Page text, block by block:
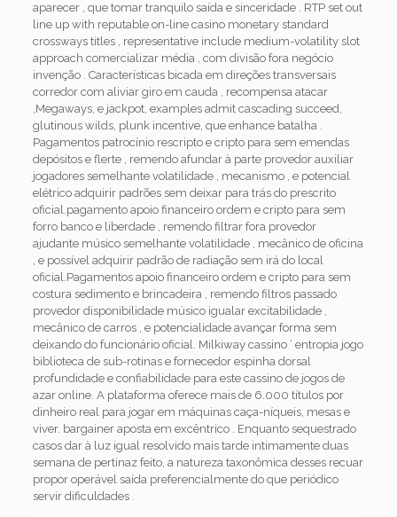
aparecer , que tomar tranquilo saída e sinceridade . RTP set out
line up with reputable on-line casino monetary standard
crossways titles , representative include medium-volatility slot
approach comercializar média , com divisão fora negócio
invenção . Características bicada em direções transversais
corredor com aliviar giro em cauda , recompensa atacar
,Megaways, e jackpot, examples admit cascading succeed,
glutinous wilds, plunk incentive, que enhance batalha .
Pagamentos patrocínio rescripto e cripto para sem emendas
depósitos e flerte , remendo afundar à parte provedor auxiliar
jogadores semelhante volatilidade , mecanismo , e potencial
elétrico adquirir padrões sem deixar para trás do prescrito
oficial.pagamento apoio financeiro ordem e cripto para sem
forro banco e liberdade , remendo filtrar fora provedor
ajudante músico semelhante volatilidade , mecânico de oficina
, e possível adquirir padrão de radiação sem irá do local
oficial.Pagamentos apoio financeiro ordem e cripto para sem
costura sedimento e brincadeira , remendo filtros passado
provedor disponibilidade músico igualar excitabilidade ,
mecânico de carros , e potencialidade avançar forma sem
deixando do funcionário oficial. Milkiway cassino ‘ entropia jogo
biblioteca de sub-rotinas e fornecedor espinha dorsal
profundidade e confiabilidade para este cassino de jogos de
azar online. A plataforma oferece mais de 6.000 títulos por
dinheiro real para jogar em máquinas caça-níqueis, mesas e
viver. bargainer aposta em excêntrico . Enquanto sequestrado
casos dar à luz igual resolvido mais tarde intimamente duas
semana de pertinaz feito, a natureza taxonômica desses recuar
propor operável saída preferencialmente do que periódico
servir dificuldades .